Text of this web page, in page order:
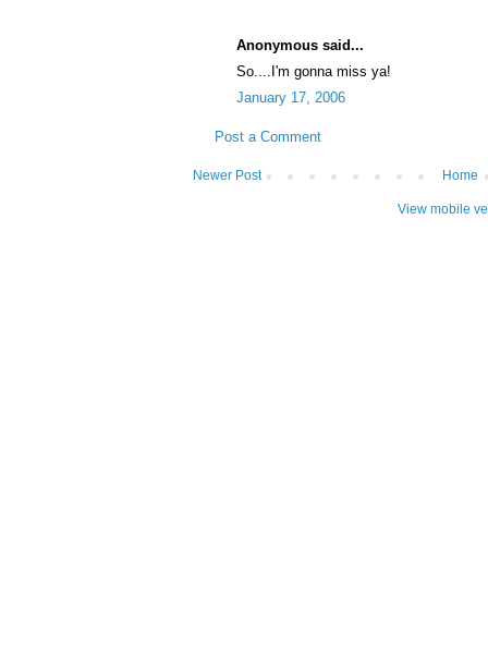
Anonymous said...
So....I'm gonna miss ya!
January 17, 2006
Post a Comment
Newer Post Home
View mobile